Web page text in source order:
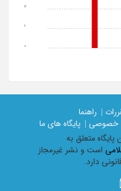
0
1
2
|
راهنما
خصوصی |
پایگاه های ما
متعلق به
است و نشر غیرمجاز
دارد.